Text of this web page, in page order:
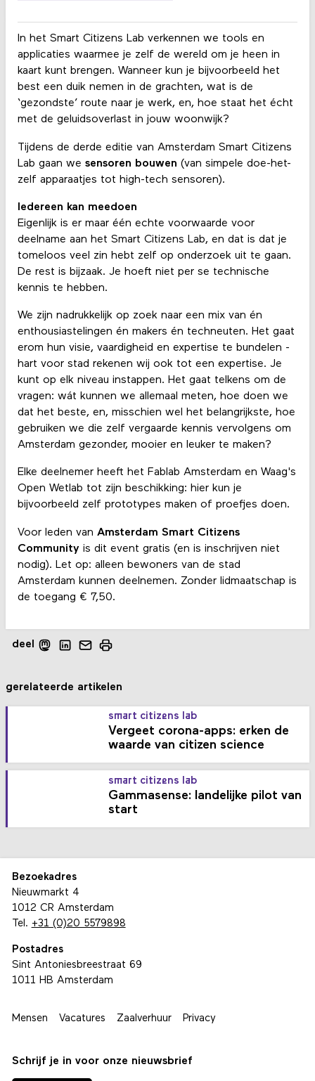
In het Smart Citizens Lab verkennen we tools en
applicaties waarmee je zelf de wereld om je heen in
kaart kunt brengen. Wanneer kun je bijvoorbeeld het
best een duik nemen in de grachten, wat is de
‘gezondste’ route naar je werk, en, hoe staat het écht
met de geluidsoverlast in jouw woonwijk?
Tijdens de derde editie van Amsterdam Smart Citizens
Lab gaan we sensoren bouwen (van simpele doe-het-
zelf apparaatjes tot high-tech sensoren).
Iedereen kan meedoen
Eigenlijk is er maar één echte voorwaarde voor
deelname aan het Smart Citizens Lab, en dat is dat je
tomeloos veel zin hebt zelf op onderzoek uit te gaan.
De rest is bijzaak. Je hoeft niet per se technische
kennis te hebben.
We zijn nadrukkelijk op zoek naar een mix van én
enthousiastelingen én makers én techneuten. Het gaat
erom hun visie, vaardigheid en expertise te bundelen -
hart voor stad rekenen wij ook tot een expertise. Je
kunt op elk niveau instappen. Het gaat telkens om de
vragen: wát kunnen we allemaal meten, hoe doen we
dat het beste, en, misschien wel het belangrijkste, hoe
gebruiken we die zelf vergaarde kennis vervolgens om
Amsterdam gezonder, mooier en leuker te maken?
Elke deelnemer heeft het Fablab Amsterdam en Waag's
Open Wetlab tot zijn beschikking: hier kun je
bijvoorbeeld zelf prototypes maken of proefjes doen.
Voor leden van Amsterdam Smart Citizens
Communityis dit event gratis (en is inschrijven niet
nodig). Let op: alleen bewoners van de stad
Amsterdam kunnen deelnemen. Zonder lidmaatschap is
de toegang € 7,50.
deel
gerelateerde artikelen
smart citizens lab
Vergeet corona-apps: erken de
waarde van citizen science
smart citizens lab
Gammasense: landelijke pilot van
start
Bezoekadres
Nieuwmarkt 4
1012 CR Amsterdam
Tel. +31 (0)20 5579898
Postadres
Sint Antoniesbreestraat 69
1011 HB Amsterdam
Mensen Vacatures Zaalverhuur Privacy
Schrijf je in voor onze nieuwsbrief